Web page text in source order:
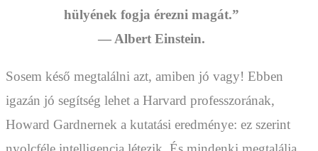
hülyének fogja érezni magát.”
— Albert Einstein.
Sosem késő megtalálni azt, amiben jó vagy! Ebben
igazán jó segítség lehet a Harvard professzorának,
Howard Gardnernek a kutatási eredménye: ez szerint